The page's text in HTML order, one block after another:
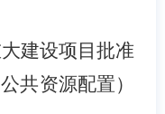
建设项目批准
共资源配置）